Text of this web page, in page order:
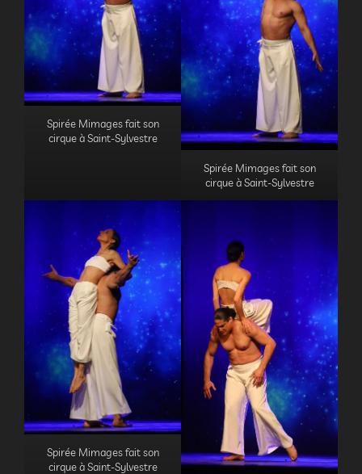
Spirée Mimages fait son
cirque à Saint-Sylvestre
Spirée Mimages fait son
cirque à Saint-Sylvestre
Spirée Mimages fait son
cirque à Saint-Sylvestre